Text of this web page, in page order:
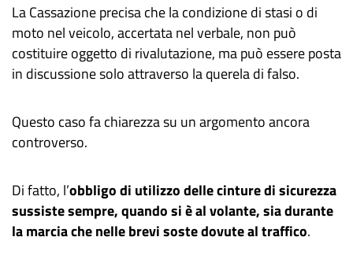
La Cassazione precisa che la condizione di stasi o di
moto nel veicolo, accertata nel verbale, non può
costituire oggetto di rivalutazione, ma può essere posta
in discussione solo attraverso la querela di falso.
Questo caso fa chiarezza su un argomento ancora
controverso.
Di fatto, l’obbligo di utilizzo delle cinture di sicurezza
sussiste sempre, quando si è al volante, sia durante
la marcia che nelle brevi soste dovute al traffico.